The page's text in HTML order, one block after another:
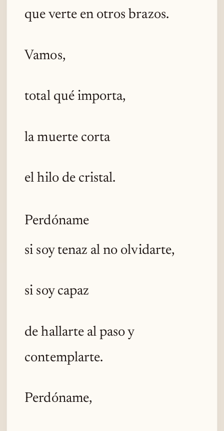
que verte en otros brazos.
Vamos,
total qué importa,
la muerte corta
el hilo de cristal.
Perdóname
si soy tenaz al no olvidarte,
si soy capaz
de hallarte al paso y
contemplarte.
Perdóname,